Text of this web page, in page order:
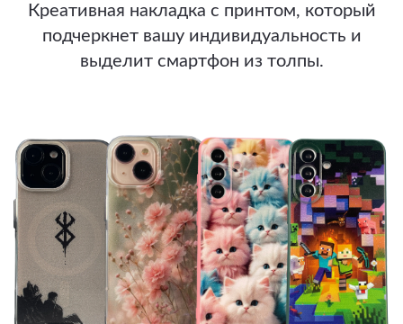
Креативная накладка с принтом, который
подчеркнет вашу индивидуальность и
выделит смартфон из толпы.